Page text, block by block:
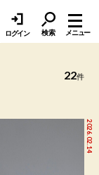
ログイン 検索 メニュー
22件
2026.02.14